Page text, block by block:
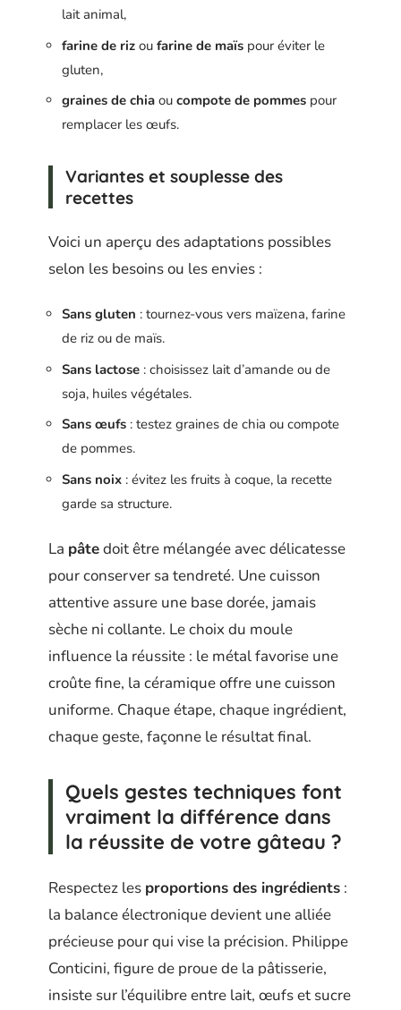
lait animal,
farine de riz ou farine de maïs pour éviter le
gluten,
graines de chia ou compote de pommes pour
remplacer les œufs.
Variantes et souplesse des
recettes
Voici un aperçu des adaptations possibles
selon les besoins ou les envies :
Sans gluten : tournez-vous vers maïzena, farine
de riz ou de maïs.
Sans lactose : choisissez lait d’amande ou de
soja, huiles végétales.
Sans œufs : testez graines de chia ou compote
de pommes.
Sans noix : évitez les fruits à coque, la recette
garde sa structure.
La pâtedoit être mélangée avec délicatesse
pour conserver sa tendreté. Une cuisson
attentive assure une base dorée, jamais
sèche ni collante. Le choix du moule
influence la réussite : le métal favorise une
croûte fine, la céramique offre une cuisson
uniforme. Chaque étape, chaque ingrédient,
chaque geste, façonne le résultat final.
Quels gestes techniques font
vraiment la différence dans
la réussite de votre gâteau ?
Respectez les proportions des ingrédients :
la balance électronique devient une alliée
précieuse pour qui vise la précision. Philippe
Conticini, figure de proue de la pâtisserie,
insiste sur l’équilibre entre lait, œufs et sucre